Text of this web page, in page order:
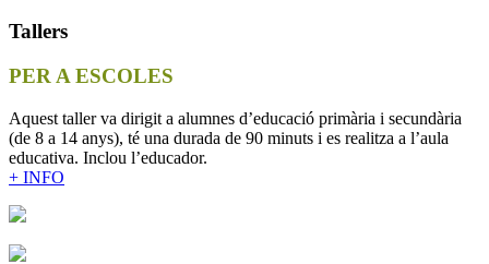
Tallers
PER A ESCOLES
Aquest taller va dirigit a alumnes d’educació primària i secundària
(de 8 a 14 anys), té una durada de 90 minuts i es realitza a l’aula
educativa. Inclou l’educador.
+ INFO